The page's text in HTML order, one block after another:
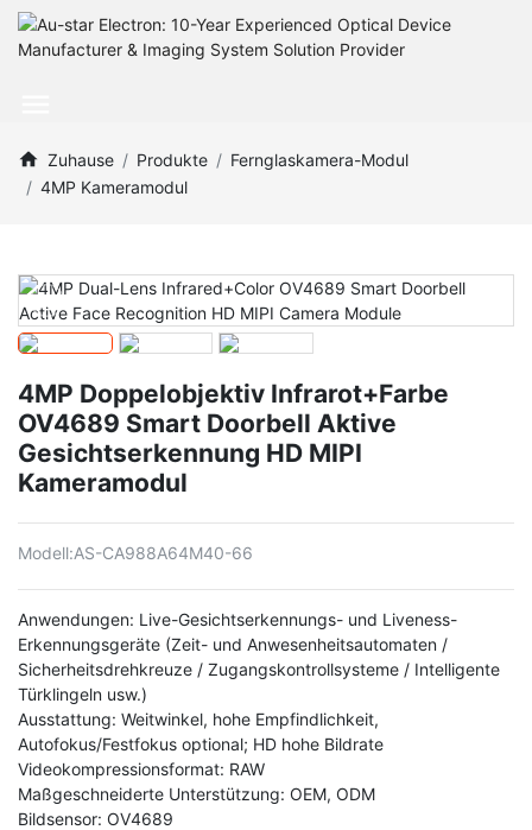
Zuhause Produkte
Fernglaskamera-Modul
4MP Kameramodul
4MP Doppelobjektiv Infrarot+Farbe
OV4689 Smart Doorbell Aktive
Gesichtserkennung HD MIPI
Kameramodul
Modell:AS-CA988A64M40-66
Anwendungen: Live-Gesichtserkennungs- und Liveness-
Erkennungsgeräte (Zeit- und Anwesenheitsautomaten /
Sicherheitsdrehkreuze / Zugangskontrollsysteme / Intelligente
Türklingeln usw.)
Ausstattung: Weitwinkel, hohe Empfindlichkeit,
Autofokus/Festfokus optional; HD hohe Bildrate
Videokompressionsformat: RAW
Maßgeschneiderte Unterstützung: OEM, ODM
Bildsensor: OV4689